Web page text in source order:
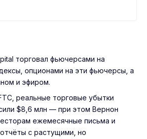
торговал фьючерсами на
опционами на эти фьючерсы, а
и эфиром.
реальные торговые убытки
$8,6 млн — при этом Вернон
ежемесячные письма и
с растущими, но